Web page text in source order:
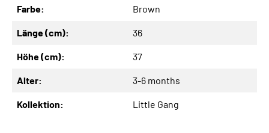
Farbe: Brown
Länge (cm): 36
Höhe (cm): 37
Alter: 3-6 months
Kollektion: Little Gang